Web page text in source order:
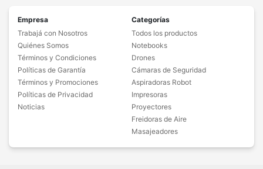
Empresa
Trabajá con Nosotros
Quiénes Somos
Términos y Condiciones
Políticas de Garantía
Términos y Promociones
Políticas de Privacidad
Noticias
Categorías
Todos los productos
Notebooks
Drones
Cámaras de Seguridad
Aspiradoras Robot
Impresoras
Proyectores
Freidoras de Aire
Masajeadores